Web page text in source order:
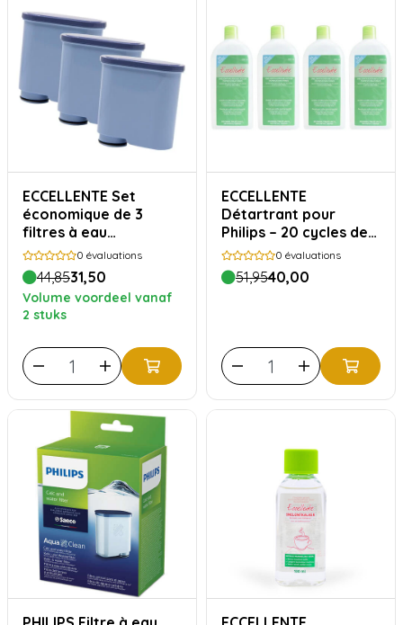
ECCELLENTE Set
économique de 3
filtres à eau
AquaClean
compatibles avec
Philips Saeco
0 évaluations
44,8531,50
Volume voordeel vanaf
2 stuks
ECCELLENTE
Détartrant pour
Philips – 20 cycles de
détartrage
0 évaluations
51,9540,00